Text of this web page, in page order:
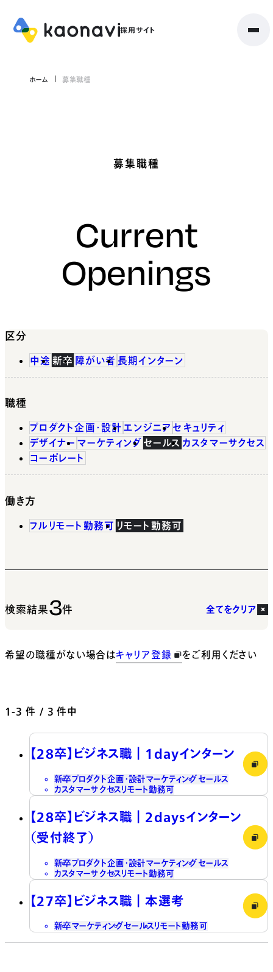
ホーム 募集職種
募集職種
Current
Openings
区分
中途 新卒 障がい者 長期インターン
職種
プロダクト企画・設計 エンジニア セキュリティ
デザイナー マーケティング セールス カスタマーサクセス
コーポレート
働き方
フルリモート勤務可 リモート勤務可
検索結果3件 全てをクリア
希望の職種がない場合はキャリア登録 をご利用ください
1-3 件 / 3 件中
【28卒】ビジネス職┃1dayインターン
新卒プロダクト企画・設計マーケティング セールス
カスタマーサクセスリモート勤務可
【28卒】ビジネス職┃2daysインターン
（受付終了）
新卒プロダクト企画・設計マーケティングセールス
カスタマーサクセス リモート勤務可
【27卒】ビジネス職┃本選考
新卒マーケティング セールスリモート勤務可